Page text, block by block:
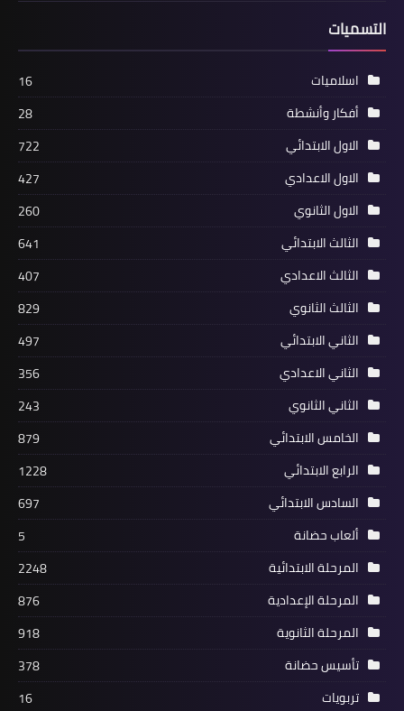
التسميات
اسلاميات
16
أفكار وأنشطة
28
الاول الابتدائي
722
الاول الاعدادي
427
الاول الثانوي
260
الثالث الابتدائي
641
الثالث الاعدادي
407
الثالث الثانوي
829
الثاني الابتدائي
497
الثاني الاعدادي
356
الثاني الثانوي
243
الخامس الابتدائي
879
الرابع الابتدائي
1228
السادس الابتدائي
697
ألعاب حضانة
5
المرحلة الابتدائية
2248
المرحلة الإعدادية
876
المرحلة الثانوية
918
تأسيس حضانة
378
تربويات
16